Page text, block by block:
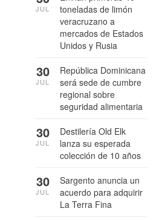
toneladas de limón
veracruzano a
mercados de Estados
Unidos y Rusia
JUL
República Dominicana
será sede de cumbre
regional sobre
seguridad alimentaria
30
JUL
Destilería Old Elk
lanza su esperada
colección de 10 años
30
JUL
Sargento anuncia un
acuerdo para adquirir
La Terra Fina
30
JUL